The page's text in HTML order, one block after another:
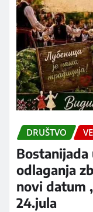
DRUŠTVO
Bostanijada
odlaganja
novi datum
24.jula